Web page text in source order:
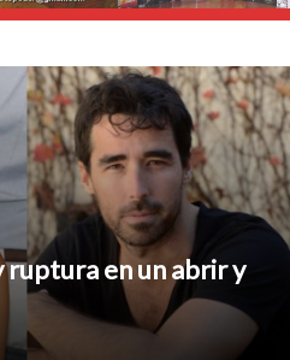
ruptura en un abrir y